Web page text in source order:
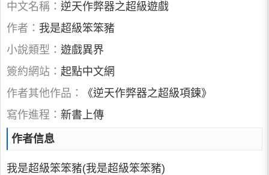
中文名稱： 逆天作弊器之超級遊戲
作者： 我是超級笨笨豬
小說類型： 遊戲異界
簽約網站： 起點中文網
作者其他作品：
《逆天作弊器之超級項鍊》
寫作進程： 新書上傳
作者信息
我是超級笨笨豬(我是超級笨笨豬)